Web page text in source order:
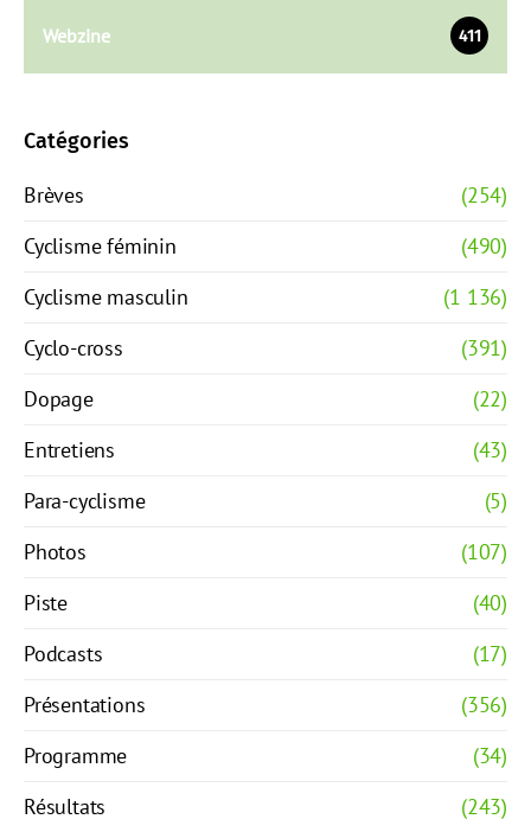
Webzine 411
Catégories
Brèves
(254)
Cyclisme féminin
(490)
Cyclisme masculin
(1 136)
Cyclo-cross
(391)
Dopage
(22)
Entretiens
(43)
Para-cyclisme
(5)
Photos
(107)
Piste
(40)
Podcasts
(17)
Présentations
(356)
Programme
(34)
Résultats
(243)